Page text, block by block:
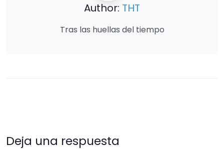
Author: THT
Tras las huellas del tiempo
Deja una respuesta